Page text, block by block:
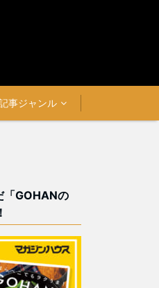
事ジャンル
「GOHANの